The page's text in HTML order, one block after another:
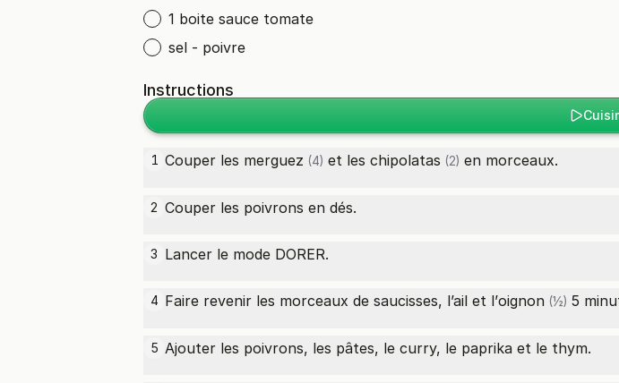
1 boite sauce tomate
sel - poivre
Instructions
1 Couper les merguez (4) et les chipolatas (2) en morceaux.
2 Couper les poivrons en dés.
3 Lancer le mode DORER.
4 Faire revenir les morceaux de saucisses, l’ail et l’oignon (½) 5
5 Ajouter les poivrons, les pâtes, le curry, le paprika et le thym.